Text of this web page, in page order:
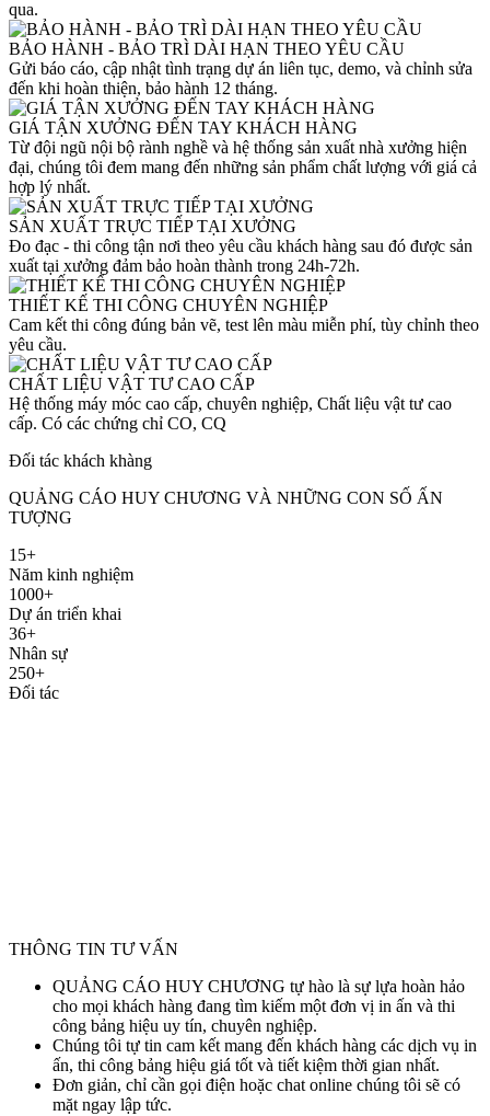
qua.
BẢO HÀNH - BẢO TRÌ DÀI HẠN THEO YÊU CẦU
Gửi báo cáo, cập nhật tình trạng dự án liên tục, demo, và chỉnh sửa
đến khi hoàn thiện, bảo hành 12 tháng.
GIÁ TẬN XƯỞNG ĐẾN TAY KHÁCH HÀNG
Từ đội ngũ nội bộ rành nghề và hệ thống sản xuất nhà xưởng hiện
đại, chúng tôi đem mang đến những sản phẩm chất lượng với giá cả
hợp lý nhất.
SẢN XUẤT TRỰC TIẾP TẠI XƯỞNG
Đo đạc - thi công tận nơi theo yêu cầu khách hàng sau đó được sản
xuất tại xưởng đảm bảo hoàn thành trong 24h-72h.
THIẾT KẾ THI CÔNG CHUYÊN NGHIỆP
Cam kết thi công đúng bản vẽ, test lên màu miễn phí, tùy chỉnh theo
yêu cầu.
CHẤT LIỆU VẬT TƯ CAO CẤP
Hệ thống máy móc cao cấp, chuyên nghiệp, Chất liệu vật tư cao
cấp. Có các chứng chỉ CO, CQ
Đối tác khách khàng
QUẢNG CÁO HUY CHƯƠNG VÀ NHỮNG CON SỐ ẤN
TƯỢNG
15+
Năm kinh nghiệm
1000+
Dự án triển khai
36+
Nhân sự
250+
Đối tác
THÔNG TIN TƯ VẤN
QUẢNG CÁO HUY CHƯƠNG tự hào là sự lựa hoàn hảo
cho mọi khách hàng đang tìm kiếm một đơn vị in ấn và thi
công bảng hiệu uy tín, chuyên nghiệp.
Chúng tôi tự tin cam kết mang đến khách hàng các dịch vụ in
ấn, thi công bảng hiệu giá tốt và tiết kiệm thời gian nhất.
Đơn giản, chỉ cần gọi điện hoặc chat online chúng tôi sẽ có
mặt ngay lập tức.